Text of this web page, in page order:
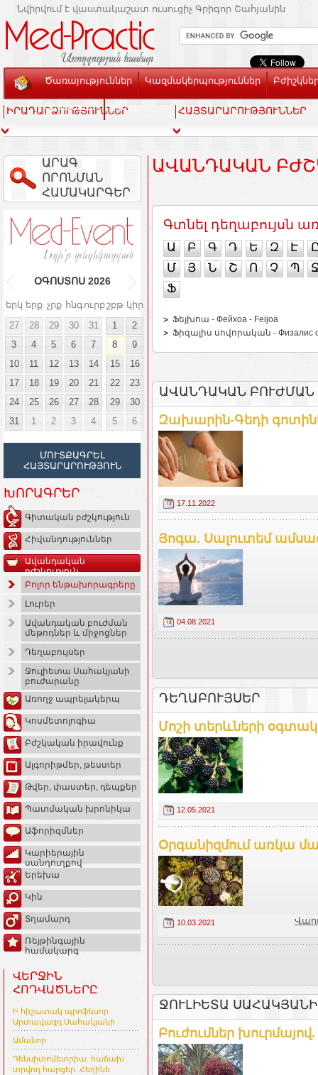
Նվիրվում է վաստակաշատ ուսուցիչ Գրիգոր Շահյանին
Ծառայություններ Կազմակերպություններ
Տեսասրահ Կապ
ԻՐԱԴԱՐՁՈՒԹՅՈՒՆՆԵՐ ՀԱՅՏԱՐԱՐՈՒԹՅՈՒՆՆԵՐ
ԱՐԱԳ
ՈՐՈՆՄԱՆ
ՀԱՄԱԿԱՐԳԵՐ
ՕԳՈՍՏՈՍ 2026
երկ երք չրք հնգուրբ շբթ կիր
27
28 29 30 31 1
2
3
4 5 6 7 8
9
10
11 12 13 14 15
16
17
18 19 20 21 22
23
24
25 26 27 28 29
30
31
1 2 3 4 5 6
ՄՈՒՏՔԱԳՐԵԼ
ՀԱՅՏԱՐԱՐՈՒԹՅՈՒՆ
ԽՈՐԱԳՐԵՐ
Գիտական բժշկություն
Հիվանդություններ
Ավանդական
բժշկություն
Բոլոր ենթախորագրերը
Լուրեր
Ավանդական բուժման
մեթոդներ և միջոցներ
Դեղաբույսեր
Ջուլիետա Սահակյանի
բուժարանը
Առողջ ապրելակերպ
Կոսմետոլոգիա
Բժշկական իրավունք
Ալգորիթմեր, թեստեր
Թվեր, փաստեր, դեպքեր
Պատմական խրոնիկա
Աֆորիզմներ
Կարիերային
սանդուղքով
Երեխա
Կին
Տղամարդ
Ռեյթինգային
համակարգ
ՎԵՐՋԻՆ
ՀՈԴՎԱԾՆԵՐԸ
Ի հիշատակ պրոֆեսոր
Արտավազդ Սահակյանի
Ամանոր
Դենսիտոմետրիա. հաճախ
տրվող հարցեր. Հեղինե
ԱՎԱՆԴԱԿԱՆ
Գտնել դեղաբույսն
Ա Բ Գ Դ Ե Զ Է
Մ
Յ Ն Շ Ո Չ Պ
Ֆ
Ֆեյխոա - Фейхоа - Feijoa
Ֆիզալիս սովորական - Физалис
ԱՎԱՆԴԱԿԱՆ ԲՈՒԺՄԱՆ
Զախարին-Գեդի
17.11.2022
Յոգա. Սալուտեմ
04.08.2021
ԴԵՂԱԲՈՒՅՍԵՐ
Մոշի տերևների
12.05.2021
Օրգանիզմում առկա
10.03.2021
ՋՈՒԼԻԵՏԱ
Բուժումներ խուրմայով.